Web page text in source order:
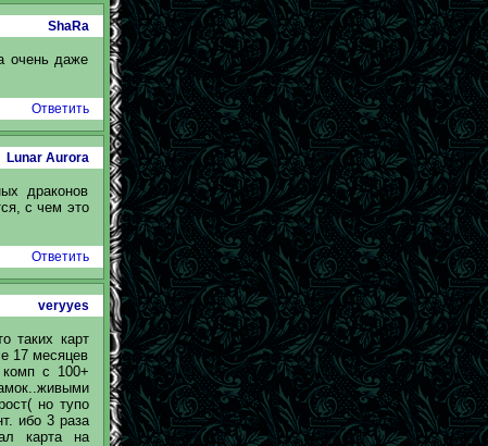
ShaRa
очень даже
Ответить
Lunar Aurora
драконов
с чем это
Ответить
veryyes
таких карт
17 месяцев
с 100+
но тупо
ибо 3 раза
карта на